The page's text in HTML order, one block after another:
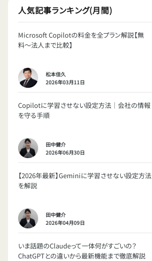
人気記事ランキング(月間)
Microsoft Copilotの料金を全プラン解説【無
料〜法人まで比較】
松本佳久
2026年03月11日
Copilotに学習させない設定方法｜会社の情報
を守る手順
田中健介
2026年06月30日
【2026年最新】Geminiに学習させない設定方法
を解説
田中健介
2026年04月09日
いま話題のClaudeって一体何がすごいの？
ChatGPTとの違いから最新機能まで徹底解説